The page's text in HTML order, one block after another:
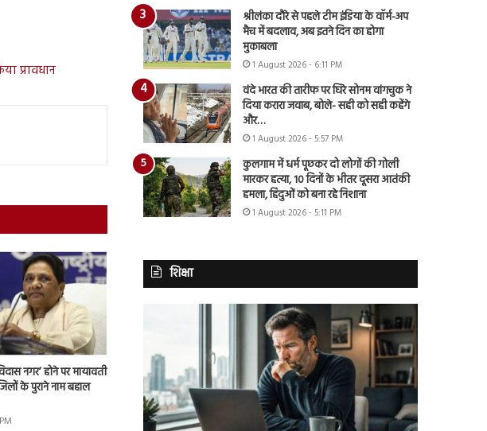
प्रावधान
नगर’ होने पर मायावती
के पुराने नाम बहाल
श्रीलंका दौरे से पहले टीम इंडिया के वॉर्म-अप
मैच में बदलाव, अब इतने दिन का होगा
मुकाबला
1 August 2026 - 6:11 PM
वंदे भारत की तारीफ पर घिरे सोनम वांगचुक ने
दिया करारा जवाब, बोले- सही को सही कहेंगे
और…
1 August 2026 - 5:57 PM
कुलगाम में धर्म पूछकर दो लोगों की गोली
मारकर हत्या, 10 दिनों के भीतर दूसरा आतंकी
हमला, हिंदुओं को बना रहे निशाना
1 August 2026 - 5:11 PM
शिक्षा